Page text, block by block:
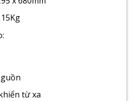
từ xa